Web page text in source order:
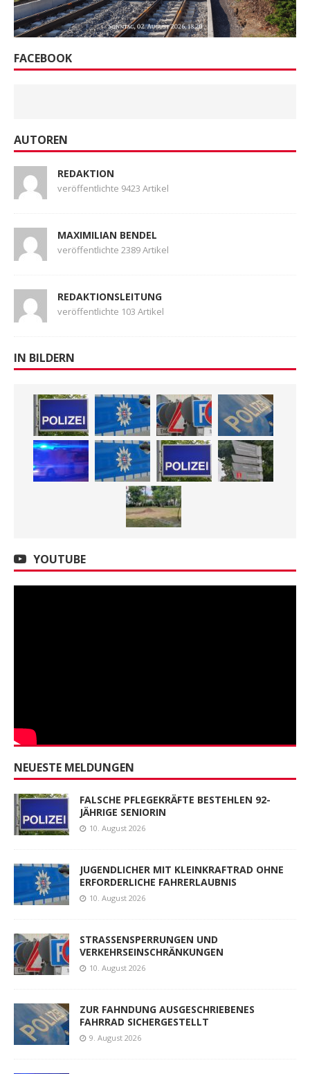
FACEBOOK
AUTOREN
REDAKTION
veröffentlichte 9423 Artikel
MAXIMILIAN BENDEL
veröffentlichte 2389 Artikel
REDAKTIONSLEITUNG
veröffentlichte 103 Artikel
IN BILDERN
YOUTUBE
NEUESTE MELDUNGEN
FALSCHE PFLEGEKRÄFTE BESTEHLEN 92-
JÄHRIGE SENIORIN
10. August 2026
JUGENDLICHER MIT KLEINKRAFTRAD OHNE
ERFORDERLICHE FAHRERLAUBNIS
10. August 2026
STRASSENSPERRUNGEN UND
VERKEHRSEINSCHRÄNKUNGEN
10. August 2026
ZUR FAHNDUNG AUSGESCHRIEBENES
FAHRRAD SICHERGESTELLT
9. August 2026